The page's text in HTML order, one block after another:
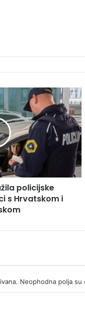
policijske
s Hrvatskom i
Neophodna polja su